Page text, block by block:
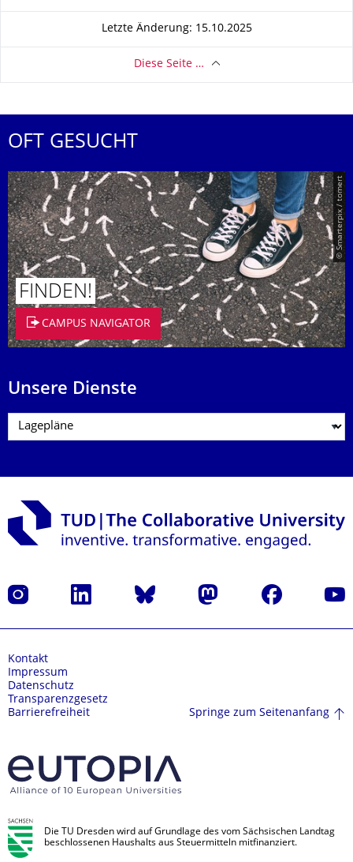
Letzte Änderung: 15.10.2025
Diese Seite …
OFT GESUCHT
© Smarterpix / tomert
FINDEN!
CAMPUS NAVIGATOR
Unsere Dienste
Instagram LinkedIn Bluesky Mastodon Facebook
Kontakt
Impressum
Datenschutz
Transparenzgesetz
Barrierefreiheit
Springe zum Seitenanfang
Die TU Dresden wird auf Grundlage des vom Sächsischen Landtag
beschlossenen Haushalts aus Steuermitteln mitfinanziert.